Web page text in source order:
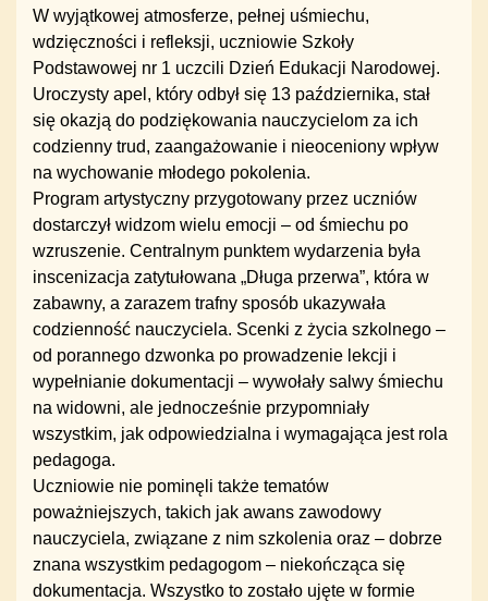
W wyjątkowej atmosferze, pełnej uśmiechu,
wdzięczności i refleksji, uczniowie Szkoły
Podstawowej nr 1 uczcili Dzień Edukacji Narodowej.
Uroczysty apel, który odbył się 13 października, stał
się okazją do podziękowania nauczycielom za ich
codzienny trud, zaangażowanie i nieoceniony wpływ
na wychowanie młodego pokolenia.
Program artystyczny przygotowany przez uczniów
dostarczył widzom wielu emocji – od śmiechu po
wzruszenie. Centralnym punktem wydarzenia była
inscenizacja zatytułowana „Długa przerwa”, która w
zabawny, a zarazem trafny sposób ukazywała
codzienność nauczyciela. Scenki z życia szkolnego –
od porannego dzwonka po prowadzenie lekcji i
wypełnianie dokumentacji – wywołały salwy śmiechu
na widowni, ale jednocześnie przypomniały
wszystkim, jak odpowiedzialna i wymagająca jest rola
pedagoga.
Uczniowie nie pominęli także tematów
poważniejszych, takich jak awans zawodowy
nauczyciela, związane z nim szkolenia oraz – dobrze
znana wszystkim pedagogom – niekończąca się
dokumentacja. Wszystko to zostało ujęte w formie